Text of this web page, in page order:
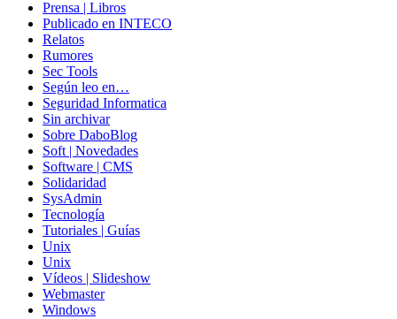
Prensa | Libros
Publicado en INTECO
Relatos
Rumores
Sec Tools
Según leo en…
Seguridad Informatica
Sin archivar
Sobre DaboBlog
Soft | Novedades
Software | CMS
Solidaridad
SysAdmin
Tecnología
Tutoriales | Guías
Unix
Unix
Vídeos | Slideshow
Webmaster
Windows